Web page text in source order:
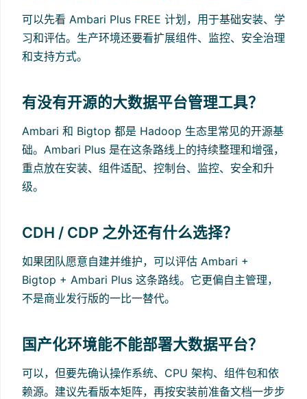
可以先看 Ambari Plus FREE 计划，用于基础安装、学
习和评估。生产环境还要看扩展组件、监控、安全治理
和支持方式。
有没有开源的大数据平台管理工具？
Ambari 和 Bigtop 都是 Hadoop 生态里常见的开源基
础。Ambari Plus 是在这条路线上的持续整理和增强，
重点放在安装、组件适配、控制台、监控、安全和升
级。
CDH / CDP 之外还有什么选择？
如果团队愿意自建并维护，可以评估 Ambari +
Bigtop + Ambari Plus 这条路线。它更偏自主管理，
不是商业发行版的一比一替代。
国产化环境能不能部署大数据平台？
可以，但要先确认操作系统、CPU 架构、组件包和依
赖源。建议先看版本矩阵，再按安装前准备文档一步步